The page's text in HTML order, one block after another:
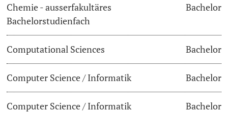
Further information
Lecturers
Course Registration
Dates
Documents & Verification
Welcome to the University of Basel
Chemie - ausserfakultäres
Bachelorstudienfach
Bachelor
Computational Sciences Bachelor
Computer Science / Informatik Bachelor
Computer Science / Informatik
Bachelor